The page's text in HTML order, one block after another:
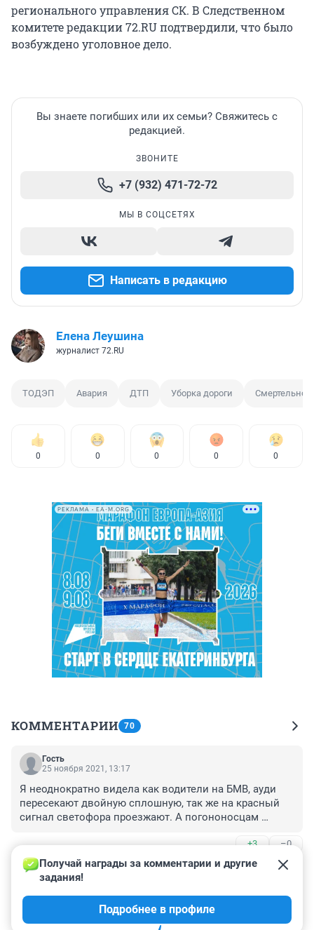
регионального управления СК. В Следственном
комитете редакции 72.RU подтвердили, что было
возбуждено уголовное дело.
Вы знаете погибших или их семьи? Свяжитесь с
редакцией.
ЗВОНИТЕ
+7 (932) 471-72-72
МЫ В СОЦСЕТЯХ
Написать в редакцию
Елена Леушина
журналист 72.RU
ТОДЭП Авария ДТП Уборка дороги
0 0 0 0 0
РЕКЛАМА • EA-M.ORG
КОММЕНТАРИИ 70
Гость
25 ноября 2021, 13:17
Я неоднократно видела как водители на БМВ, ауди
пересекают двойную сплошную, так же на красный
сигнал светофора проезжают. А погононосцам
от безнаказанности. В худшем случае уволят или
понизят в должности. В лучшем - погрозят пальчиком
ай-яй-яй...Беспредел и бардак в стране
+3 –0
Гость
24 ноября 2021, 23:43
Наличие алкоголя отягчающ. составл. , это 100%
посадка от 10лет.
Получай награды за комментарии и другие
задания!
Подробнее в профиле